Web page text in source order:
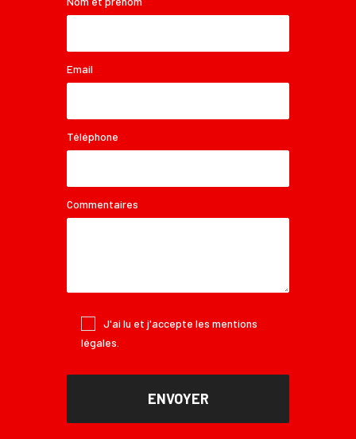
Email
Téléphone
Commentaires
J'ai lu et j'accepte les mentions
légales